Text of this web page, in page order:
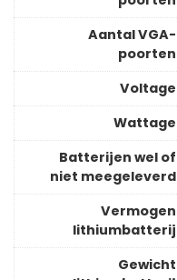
Aantal VGA-
poorten
Voltage
Wattage
Batterijen wel of
niet meegeleverd
Vermogen
lithiumbatterij
Gewicht